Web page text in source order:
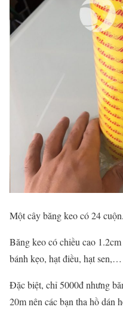
Một cây băng keo có 24
Băng keo có chiều cao
bánh kẹo, hạt điều, hạt sen,…
Đặc biệt, chỉ 5000đ nhưng
20m nên các bạn tha hồ dán